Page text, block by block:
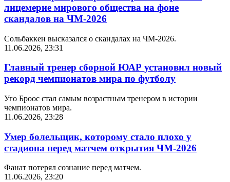
лицемерие мирового общества на фоне
скандалов на ЧМ-2026
Сольбаккен высказался о скандалах на ЧМ-2026.
11.06.2026, 23:31
Главный тренер сборной ЮАР установил новый
рекорд чемпионатов мира по футболу
Уго Броос стал самым возрастным тренером в истории
чемпионатов мира.
11.06.2026, 23:28
Умер болельщик, которому стало плохо у
стадиона перед матчем открытия ЧМ-2026
Фанат потерял сознание перед матчем.
11.06.2026, 23:20